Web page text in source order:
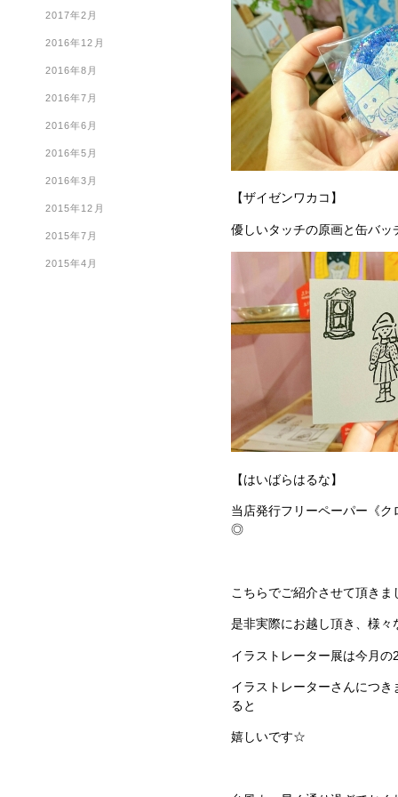
2017年2月
2016年12月
2016年8月
2016年7月
2016年6月
2016年5月
2016年3月
2015年12月
2015年7月
2015年4月
【ザイゼンワカコ】
優しいタッチの原画と缶バ
【はいばらはるな】
当店発行フリーペーパー《
◎
こちらでご紹介させて頂き
是非実際にお越し頂き、様
イラストレーター展は今月
イラストレーターさんにつ
ると
嬉しいです☆